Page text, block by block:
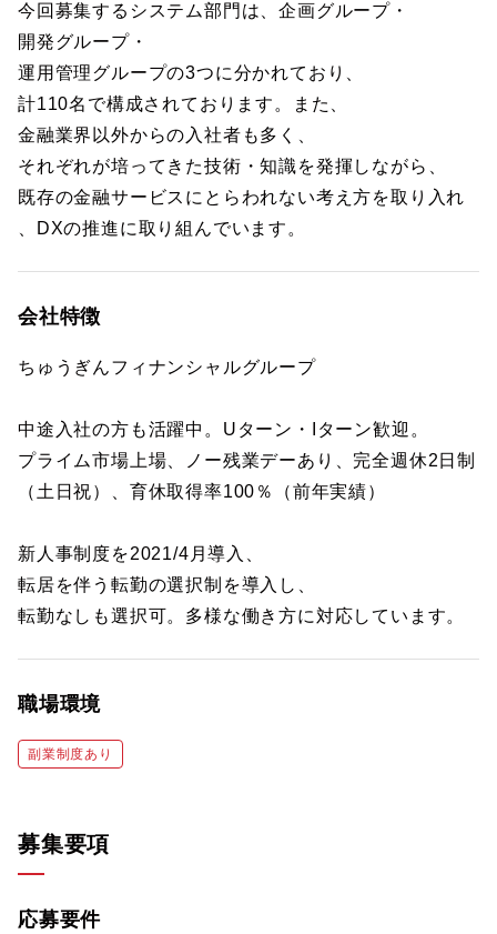
今回募集するシステム部門は、企画グループ・
開発グループ・
運用管理グループの3つに分かれており、
計110名で構成されております。また、
金融業界以外からの入社者も多く、
それぞれが培ってきた技術・知識を発揮しながら、
既存の金融サービスにとらわれない考え方を取り入れ
、DXの推進に取り組んでいます。
会社特徴
ちゅうぎんフィナンシャルグループ
中途入社の方も活躍中。Uターン・Iターン歓迎。
プライム市場上場、ノー残業デーあり、完全週休2日制
（土日祝）、育休取得率100％（前年実績）
新人事制度を2021/4月導入、
転居を伴う転勤の選択制を導入し、
転勤なしも選択可。多様な働き方に対応しています。
職場環境
副業制度あり
募集要項
応募要件